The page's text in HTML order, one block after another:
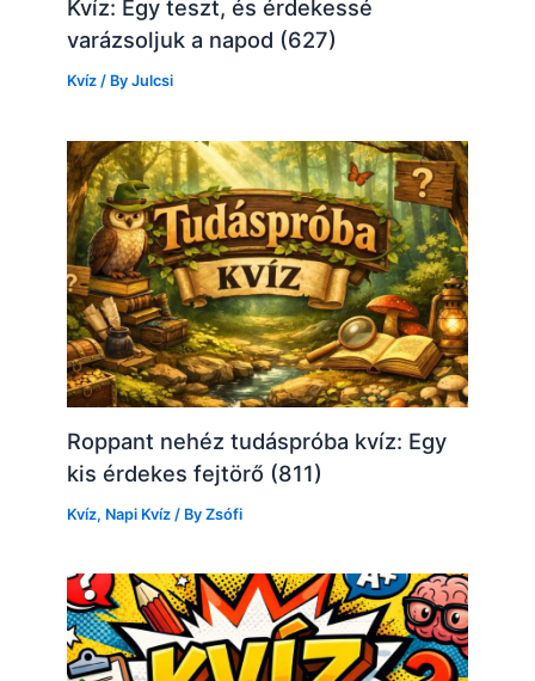
Kvíz: Egy teszt, és érdekessé
varázsoljuk a napod (627)
Kvíz / ByJulcsi
Roppant nehéz tudáspróba kvíz: Egy
kis érdekes fejtörő (811)
Kvíz, Napi Kvíz / ByZsófi